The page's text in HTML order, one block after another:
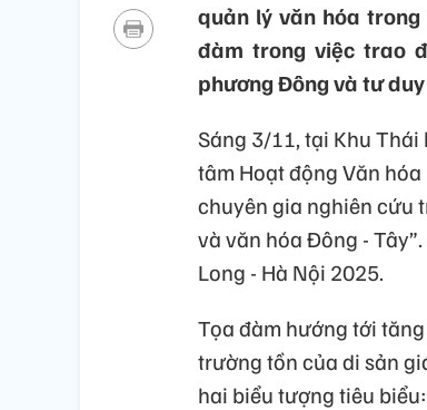
quản lý văn hóa
đàm trong việc trao
phương Đông và tư
Sáng 3/11, tại Khu Thái
tâm Hoạt động Văn
chuyên gia nghiên cứu
và văn hóa Đông -
Long - Hà Nội 2025.
Tọa đàm hướng tới
trường tồn của di sản
hai biểu tượng tiêu